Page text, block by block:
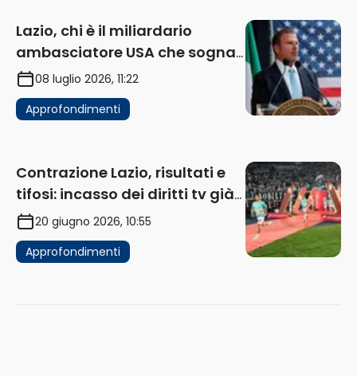
Lazio, chi è il miliardario
ambasciatore USA che sogna
di acquistare un club in Italia
08 luglio 2026, 11:22
Approfondimenti
Contrazione Lazio, risultati e
tifosi: incasso dei diritti tv già
in flessione
20 giugno 2026, 10:55
Approfondimenti